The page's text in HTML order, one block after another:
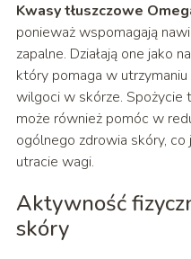
Kwasy tłuszczowe
ponieważ wspomagają
zapalne. Działają one jako
który pomaga w
wilgoci w skórze. Spożycie
może również pomóc w
ogólnego zdrowia skóry,
utracie wagi.
Aktywność
skóry